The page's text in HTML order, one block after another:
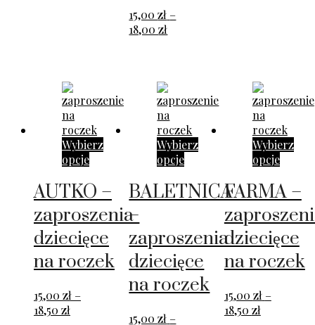
15,00zł –
18,00złZakres
do
18,00 zł
Wybierz
opcje
AUTKO –
zaproszenia
dziecięce
na roczek
15,00 zł –
18,50 złZakres
Wybierz
opcje
BALETNICA
–
zaproszenia
dziecięce
na roczek
15,00zł –
Wybierz
opcje
FARMA –
dziecięce
na roczek
15,00 zł –
18,50 złZakres